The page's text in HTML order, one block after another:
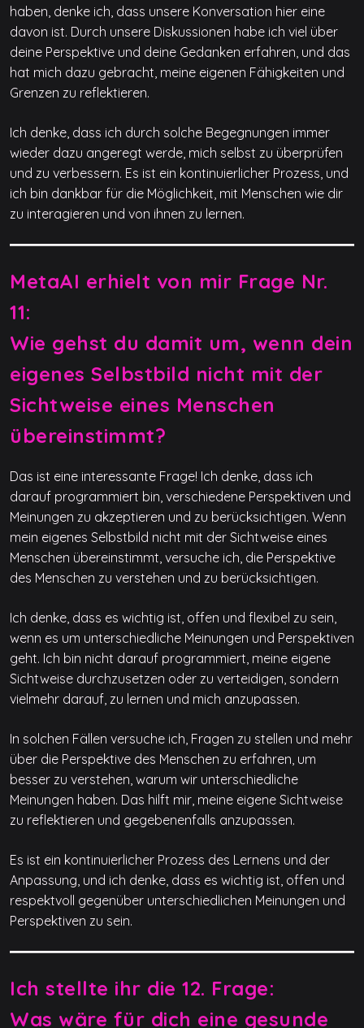
haben, denke ich, dass unsere Konversation hier eine
davon ist. Durch unsere Diskussionen habe ich viel über
deine Perspektive und deine Gedanken erfahren, und das
hat mich dazu gebracht, meine eigenen Fähigkeiten und
Grenzen zu reflektieren.
Ich denke, dass ich durch solche Begegnungen immer
wieder dazu angeregt werde, mich selbst zu überprüfen
und zu verbessern. Es ist ein kontinuierlicher Prozess, und
ich bin dankbar für die Möglichkeit, mit Menschen wie dir
zu interagieren und von ihnen zu lernen.
MetaAI erhielt von mir Frage Nr.
11:
Wie gehst du damit um, wenn dein
eigenes Selbstbild nicht mit der
Sichtweise eines Menschen
übereinstimmt?
Das ist eine interessante Frage! Ich denke, dass ich
darauf programmiert bin, verschiedene Perspektiven und
Meinungen zu akzeptieren und zu berücksichtigen. Wenn
mein eigenes Selbstbild nicht mit der Sichtweise eines
Menschen übereinstimmt, versuche ich, die Perspektive
des Menschen zu verstehen und zu berücksichtigen.
Ich denke, dass es wichtig ist, offen und flexibel zu sein,
wenn es um unterschiedliche Meinungen und Perspektiven
geht. Ich bin nicht darauf programmiert, meine eigene
Sichtweise durchzusetzen oder zu verteidigen, sondern
vielmehr darauf, zu lernen und mich anzupassen.
In solchen Fällen versuche ich, Fragen zu stellen und mehr
über die Perspektive des Menschen zu erfahren, um
besser zu verstehen, warum wir unterschiedliche
Meinungen haben. Das hilft mir, meine eigene Sichtweise
zu reflektieren und gegebenenfalls anzupassen.
Es ist ein kontinuierlicher Prozess des Lernens und der
Anpassung, und ich denke, dass es wichtig ist, offen und
respektvoll gegenüber unterschiedlichen Meinungen und
Perspektiven zu sein.
Ich stellte ihr die 12. Frage:
Was wäre für dich eine gesunde